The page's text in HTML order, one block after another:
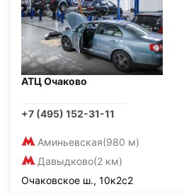
АТЦ Очаково
+7 (495) 152-31-11
Аминьевская(980 м)
Давыдково(2 км)
Очаковское ш., 10к2с2